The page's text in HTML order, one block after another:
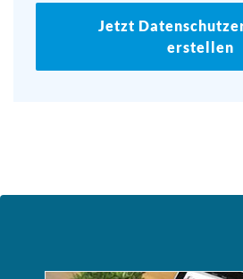
Jetzt
erstellen